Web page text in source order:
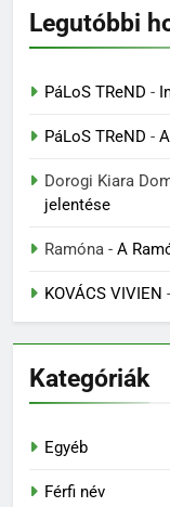
Legutóbbi
PáLoS TReND -
PáLoS TReND -
Dorogi Kiara
jelentése
Ramóna - A
KOVÁCS VIVIEN -
Kategóriák
Egyéb
Férfi név